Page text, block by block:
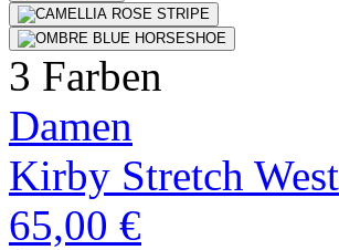
3 Farben
Damen
Kirby Stretch
65,00 €